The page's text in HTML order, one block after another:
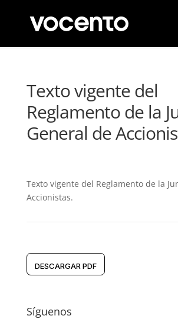
Texto vigente del
Reglamento de la
General de
Texto vigente del Reglamento de la
Accionistas.
DESCARGAR PDF
Síguenos